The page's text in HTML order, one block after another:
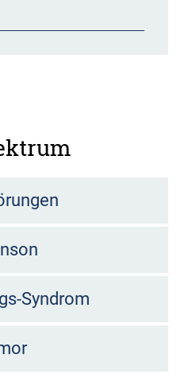
Syndrom